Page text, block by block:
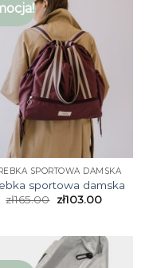
SPORTOWA DAMSKA
sportowa damska
zł165.00 zł103.00